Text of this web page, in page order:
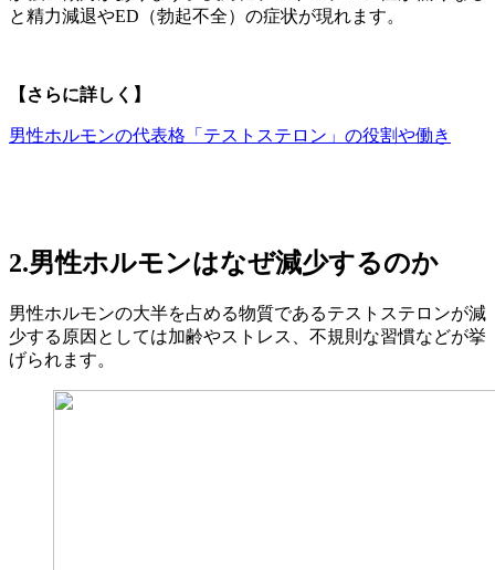
と精力減退やED（勃起不全）の症状が現れます。
【さらに詳しく】
男性ホルモンの代表格「テストステロン」の役割や働き
2.男性ホルモンはなぜ減少するのか
男性ホルモンの大半を占める物質であるテストステロンが減
少する原因としては加齢やストレス、不規則な習慣などが挙
げられます。